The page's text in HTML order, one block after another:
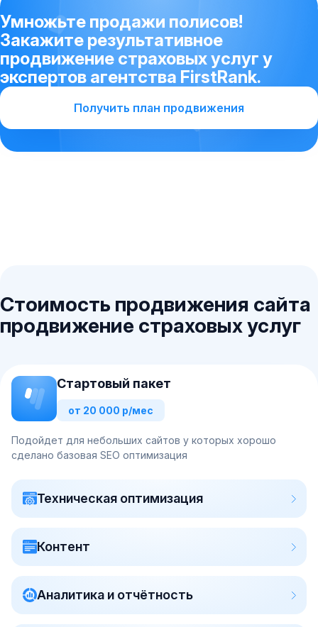
Умножьте продажи полисов!
Закажите результативное
продвижение страховых услуг у
экспертов агентства FirstRank.
Получить план продвижения
Стоимость продвижения сайта
продвижение страховых услуг
Стартовый пакет
от 20 000 р/мес
Подойдет для небольших сайтов у которых хорошо
сделано базовая SEO оптимизация
Техническая оптимизация
Контент
Аналитика и отчётность